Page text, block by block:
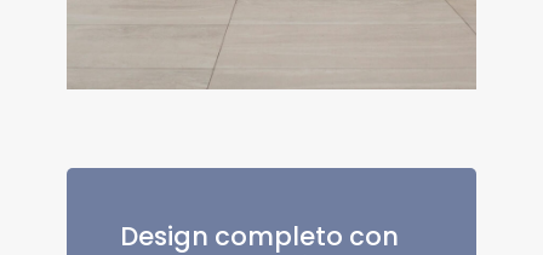
Design completo con